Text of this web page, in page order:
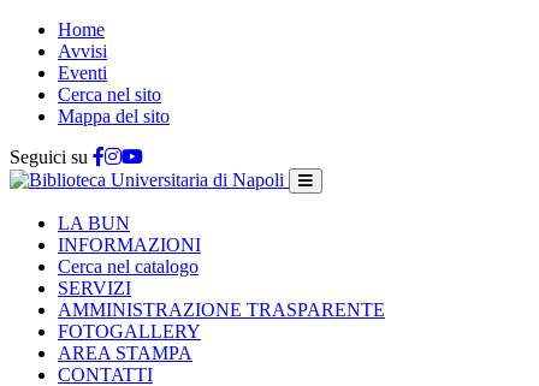
Home
Avvisi
Eventi
Cerca nel sito
Mappa del sito
Seguici su
LA BUN
INFORMAZIONI
Cerca nel catalogo
SERVIZI
AMMINISTRAZIONE TRASPARENTE
FOTOGALLERY
AREA STAMPA
CONTATTI